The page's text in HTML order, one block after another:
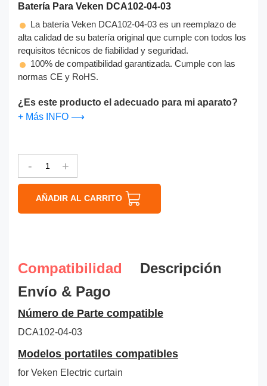
Batería Para Veken DCA102-04-03
La batería Veken DCA102-04-03 es un reemplazo de
alta calidad de su batería original que cumple con todos los
requisitos técnicos de fiabilidad y seguridad.
100% de compatibilidad garantizada. Cumple con las
normas CE y RoHS.
¿Es este producto el adecuado para mi aparato?
+ Más INFO ⟶
- +
AÑADIR AL CARRITO
Compatibilidad
Descripción
Envío & Pago
Número de Parte compatible
DCA102-04-03
Modelos portatiles compatibles
for Veken Electric curtain